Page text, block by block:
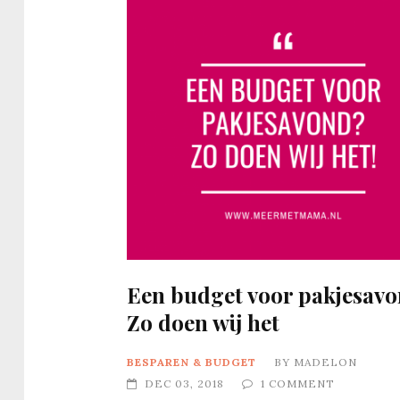
Een budget voor
Zo doen wij het
BESPAREN & BUDGET BY MADELON
DEC 03, 2018
1 COMMENT